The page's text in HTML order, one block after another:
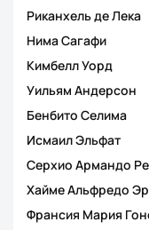
Риканхель де Лека
Нима Сагафи
Кимбелл Уорд
Уильям Андерсон
Бенбито Селима
Исмаил Эльфат
Серхио Армандо
Хайме Альфредо
Франсия Мария